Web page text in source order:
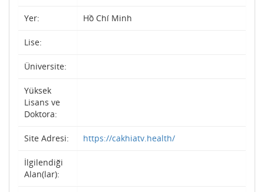
Yer: Hồ Chí Minh
Lise:
Üniversite:
Yüksek
Lisans ve
Doktora:
Site Adresi: https://cakhiatv.health/
İlgilendiği
Alan(lar):